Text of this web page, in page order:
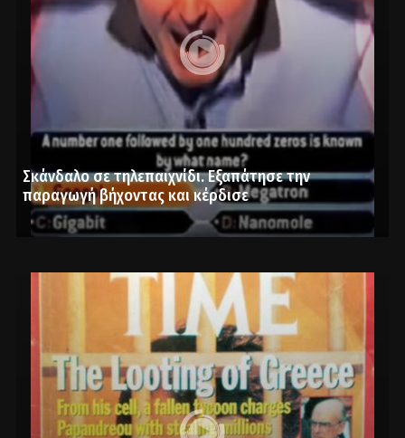
Σκάνδαλο σε τηλεπαιχνίδι. Εξαπάτησε την
παραγωγή βήχοντας και κέρδισε